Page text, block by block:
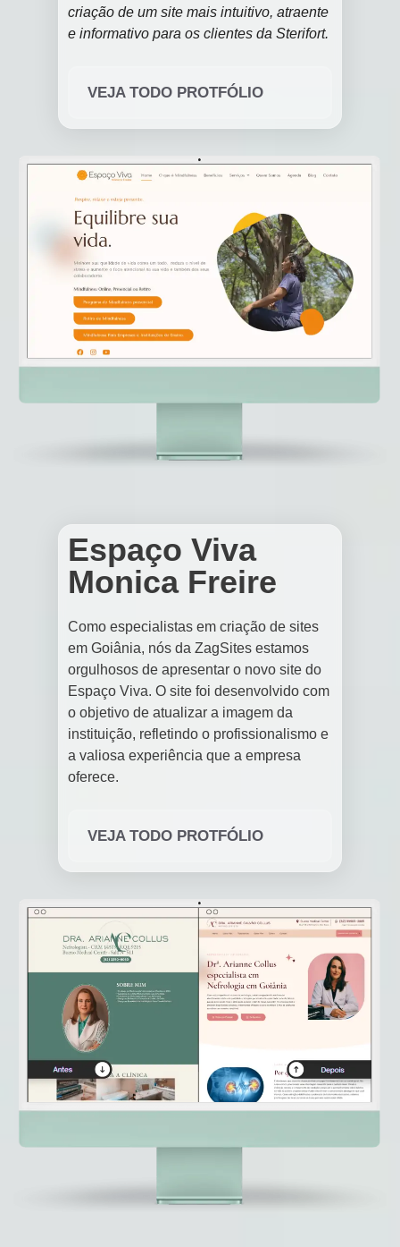
criação de um site mais intuitivo, atraente
e informativo para os clientes da Sterifort.
VEJA TODO PROTFÓLIO
Espaço Viva
Monica Freire
Como especialistas em criação de sites
em Goiânia, nós da ZagSites estamos
orgulhosos de apresentar o novo site do
Espaço Viva. O site foi desenvolvido com
o objetivo de atualizar a imagem da
instituição, refletindo o profissionalismo e
a valiosa experiência que a empresa
oferece.
VEJA TODO PROTFÓLIO